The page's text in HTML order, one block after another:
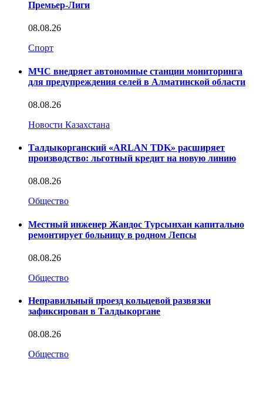
Премьер-Лиги
08.08.26
Спорт
МЧС внедряет автономные станции мониторинга
для предупреждения селей в Алматинской области
08.08.26
Новости Казахстана
Талдыкорганский «ARLAN TDK» расширяет
производство: льготный кредит на новую линию
08.08.26
Общество
Местный инженер Жандос Турсынхан капитально
ремонтирует больницу в родном Лепсы
08.08.26
Общество
Неправильный проезд кольцевой развязки
зафиксирован в Талдыкоргане
08.08.26
Общество